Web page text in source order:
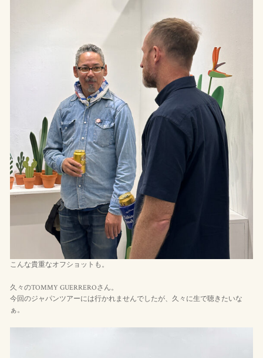
こんな貴重なオフショットも。
久々のTOMMY GUERREROさん。
今回のジャパンツアーには行かれませんでしたが、久々に生で聴きたいな
ぁ。